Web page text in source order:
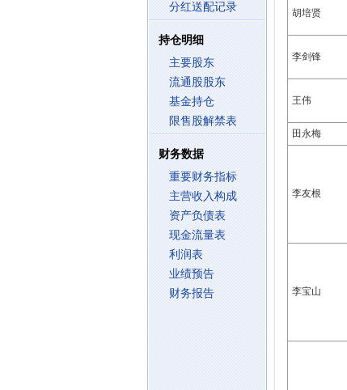
分红送配记录
持仓明细
主要股东
流通股股东
基金持仓
限售股解禁表
财务数据
重要财务指标
主营收入构成
资产负债表
现金流量表
利润表
业绩预告
财务报告
胡培贤
李剑锋
王伟
田永梅
李友根
李宝山